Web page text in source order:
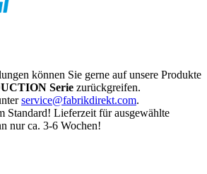
können Sie gerne auf unsere Produkte
Serie zurückgreifen.
service@fabrikdirekt.com.
Standard! Lieferzeit für ausgewählte
nur ca. 3-6 Wochen!